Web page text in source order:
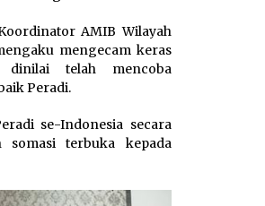
AMIB Wilayah
mengecam keras
dinilai telah mencoba
Peradi.
se-Indonesia secara
somasi terbuka kepada